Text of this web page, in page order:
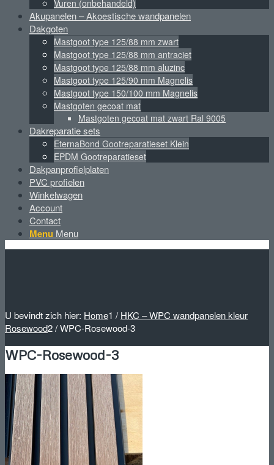
Vuren (onbehandeld)
Akupanelen – Akoestische wandpanelen
Dakgoten
Mastgoot type 125/88 mm zwart
Mastgoot type 125/88 mm antraciet
Mastgoot type 125/88 mm aluzinc
Mastgoot type 125/90 mm Magnelis
Mastgoot type 150/100 mm Magnelis
Mastgoten gecoat mat
Mastgoten gecoat mat zwart Ral 9005
Dakreparatie sets
EternaBond Gootreparatieset Klein
EPDM Gootreparatieset
Dakpanprofielplaten
PVC profielen
Winkelwagen
Account
Contact
Menu Menu
U bevindt zich hier: Home1 / HKC – WPC wandpanelen kleur
Rosewood2/WPC-Rosewood-3
WPC-Rosewood-3